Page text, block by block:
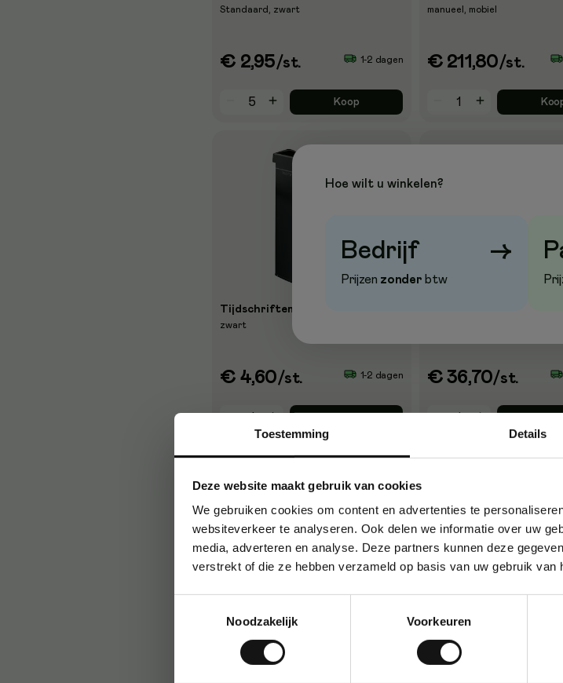
Toestemming Details
Deze website maakt gebruik van cookies
We gebruiken cookies om content en advertenties te
websiteverkeer te analyseren. Ook delen we informatie over uw
media, adverteren en analyse. Deze partners kunnen deze
verstrekt of die ze hebben verzameld op basis van uw gebruik van
Noodzakelijk
Voorkeuren
Standaard, zwart
€ 2,95/st. 1-2 dagen
Koop
manueel, mobiel
€ 211,80/st.
Tijdschriftenhouder Leitz 2476,
zwart
€ 4,60/st. 1-2 dagen € 36,70/st.
Olievellen Leitz IQ, pak van 12 vel Projectmap Leitz
compartimenten, zwart
Hoe wilt u winkelen?
Bedrijf →
Prijzen zonder btw